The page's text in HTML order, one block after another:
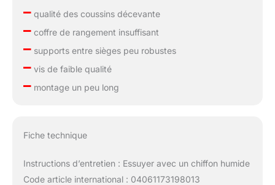
–qualité des coussins décevante
–coffre de rangement insuffisant
–supports entre sièges peu robustes
–vis de faible qualité
–montage un peu long
Fiche technique
Instructions d’entretien : Essuyer avec un chiffon humide
Code article international : 04061173198013